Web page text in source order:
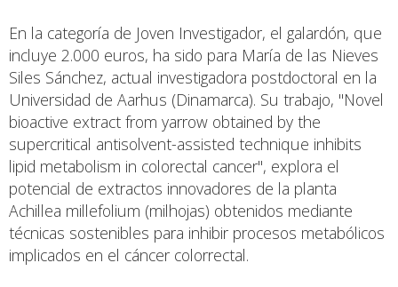
En la categoría de Joven Investigador, el galardón, que
incluye 2.000 euros, ha sido para María de las Nieves
Siles Sánchez, actual investigadora postdoctoral en la
Universidad de Aarhus (Dinamarca). Su trabajo, "Novel
bioactive extract from yarrow obtained by the
supercritical antisolvent-assisted technique inhibits
lipid metabolism in colorectal cancer", explora el
potencial de extractos innovadores de la planta
Achillea millefolium (milhojas) obtenidos mediante
técnicas sostenibles para inhibir procesos metabólicos
implicados en el cáncer colorrectal.